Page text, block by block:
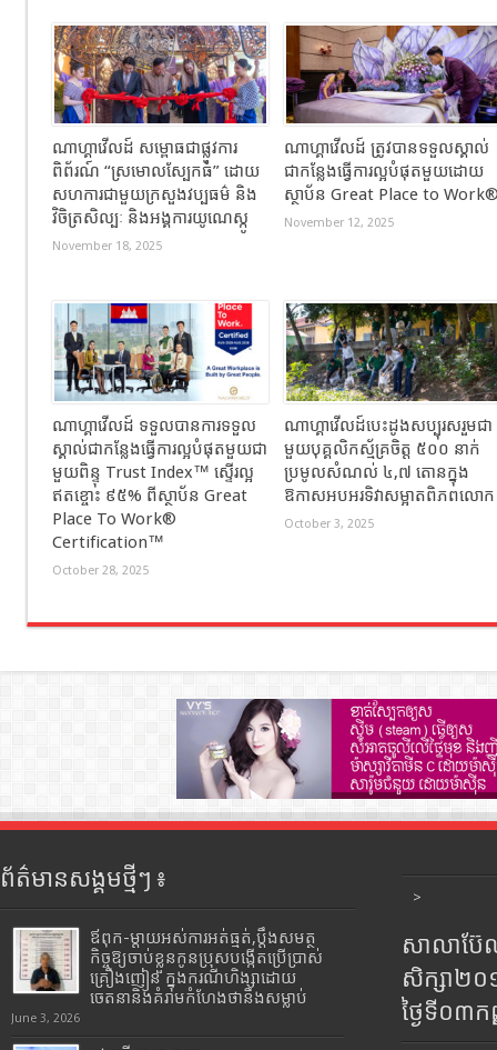
ណាហ្គាវើលដ៍ សម្ពោធជាផ្លូវការ
ពិព័រណ៍ “ស្រមោលស្បែកធំ” ដោយ
សហការជាមួយក្រសួងវប្បធម៌ និង
វិចិត្រសិល្បៈ និងអង្គការយូណេស្កូ
November 18, 2025
ណាហ្គាវើលដ៍ ត្រូវបានទទួលស្គាល់
ជាកន្លែងធ្វើការល្អបំផុតមួយដោយ
ស្ថាប័ន Great Place to
November 12, 2025
ណាហ្គាវើលដ៍ ទទួលបានការទទួល
ស្គាល់ជាកន្លែងធ្វើការល្អបំផុតមួយជា
មួយពិន្ទុ Trust Index™ ស្ទើរល្អ
ឥតខ្ចោះ ៩៥% ពីស្ថាប័ន Great
Place To Work®
Certification™
October 28, 2025
ណាហ្គាវើលដ៍បេះដូងសប្បុរសរួមជា
មួយបុគ្គលិកស្ម័គ្រចិត្ត ៥០០ នាក់
ប្រមូលសំណល់ ៤,៧ តោនក្នុង
ឱកាសអបអរទិវាសម្អាតពិភពលោក
October 3, 2025
ព័ត៌មានសង្គមថ្មីៗ ៖
ឪពុក-ម្ដាយអស់ការអត់ធ្មត់,ប្ដឹងសមត្ថ
កិច្ចឱ្យចាប់ខ្លួនកូនប្រុសបង្កើតប្រើប្រាស់
គ្រឿងញៀន ក្នុងករណីហិង្សាដោយ
ចេតនានិងគំរាមកំហែងថានឹងសម្លាប់
June 3, 2026
>
សាលាប៊ែ
សិក្សា២
ថ្ងៃទី០៣